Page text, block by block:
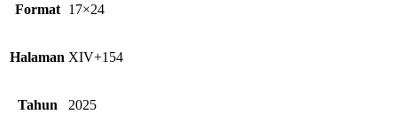
Format 17×24
Halaman XIV+154
Tahun 2025